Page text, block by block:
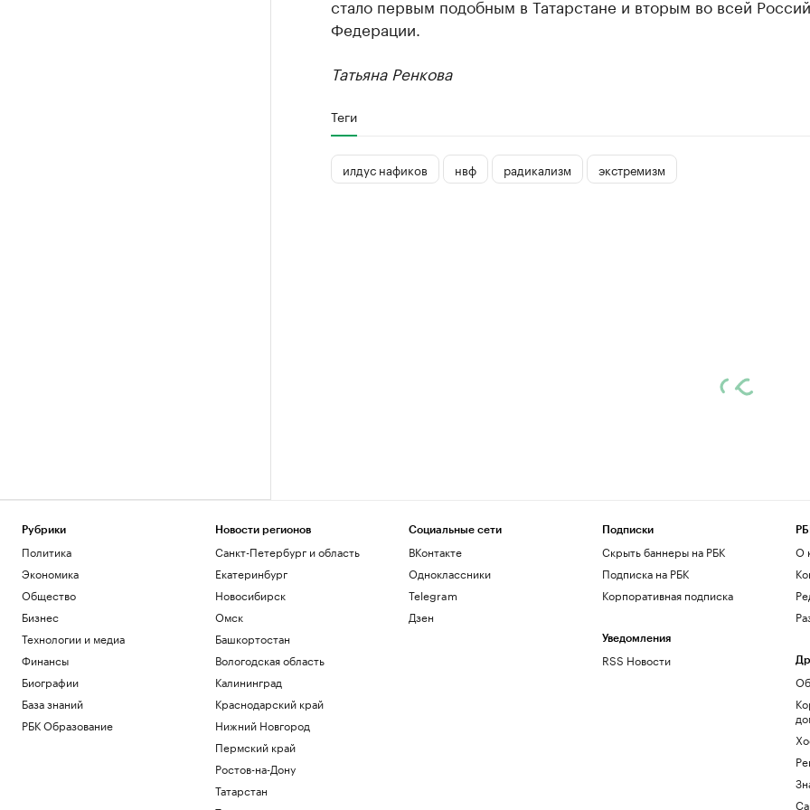
стало первым подобным в Татарстане и вторым во всей
Федерации.
Татьяна Ренкова
Теги
илдус нафиков нвф радикализм экстремизм
Рубрики
Политика
Экономика
Общество
Бизнес
Технологии и медиа
Финансы
Биографии
База знаний
РБК Образование
Новости регионов
Санкт-Петербург и область
Екатеринбург
Новосибирск
Омск
Башкортостан
Вологодская область
Калининград
Краснодарский край
Нижний Новгород
Пермский край
Ростов-на-Дону
Татарстан
Социальные сети
ВКонтакте
Одноклассники
Telegram
Дзен
Подписки
Скрыть баннеры на РБК
Подписка на РБК
Корпоративная подписка
Уведомления
RSS Новости
О